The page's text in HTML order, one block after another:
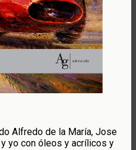
Alfredo de la María, Jose
yo con óleos y acrílicos y